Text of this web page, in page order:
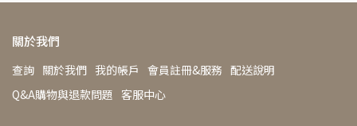
關於我們
查詢 關於我們 我的帳戶 會員註冊&服務 配送說明
Q&A購物與退款問題 客服中心